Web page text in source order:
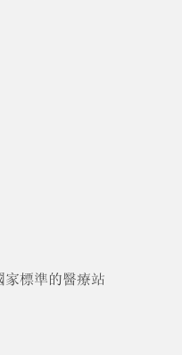
家標準的醫療站